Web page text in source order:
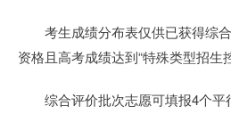
考生成绩分布表仅供已获得综合
资格且高考成绩达到“特殊类型招生
综合评价批次志愿可填报4个平